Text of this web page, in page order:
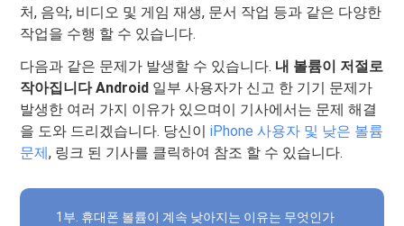
처, 음악, 비디오 및 게임 재생, 문서 작업 등과 같은 다양한
작업을 수행 할 수 있습니다.
다음과 같은 문제가 발생할 수 있습니다. 내 볼륨이 저절로
작아집니다 Android 일부 사용자가 신고 한 기기 문제가
발생한 여러 가지 이유가 있으며이 기사에서는 문제 해결
을 도와 드리겠습니다. 당신이iPhone 사용자 및 낮은 볼륨
문제, 링크 된 기사를 클릭하여 참조 할 수 있습니다.
1부. 휴대폰 볼륨이 계속 낮아지는 이유는 무엇인가